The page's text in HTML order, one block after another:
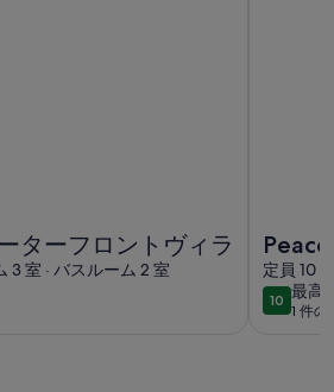
ロントヴィラの詳細情報
ターフロントヴィラ
3 室 · バスルーム 2 室 定員 10
1010段階
最高
最
高
1 件